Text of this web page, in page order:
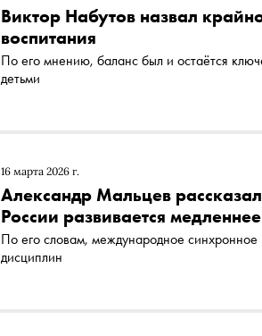
Виктор Набутов назвал
воспитания
По его мнению, баланс был и остаётся
детьми
16 марта 2026 г.
Александр Мальцев
России развивается медленнее
По его словам, международное
дисциплин